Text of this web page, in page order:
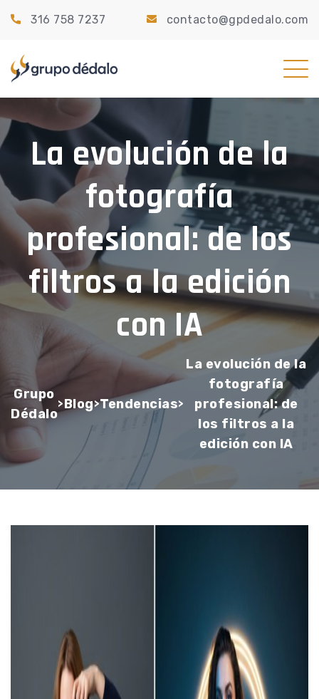
316 758 7237 contacto@gpdedalo.com
La evolución de la
fotografía
profesional: de los
filtros a la edición
con IA
Grupo
Dédalo
>Blog>Tendencias>
La evolución de la
fotografía
profesional: de
los filtros a la
edición con IA